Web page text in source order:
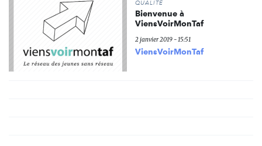
QUALITÉ
Bienvenue à
ViensVoirMonTaf
2 janvier 2019 - 15:51
ViensVoirMonTaf